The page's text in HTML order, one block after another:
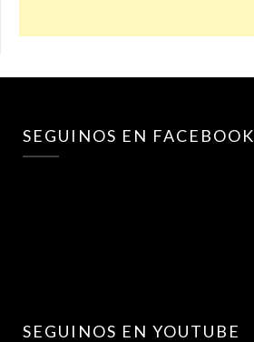
SEGUINOS EN FACEBOOK
SEGUINOS EN YOUTUBE